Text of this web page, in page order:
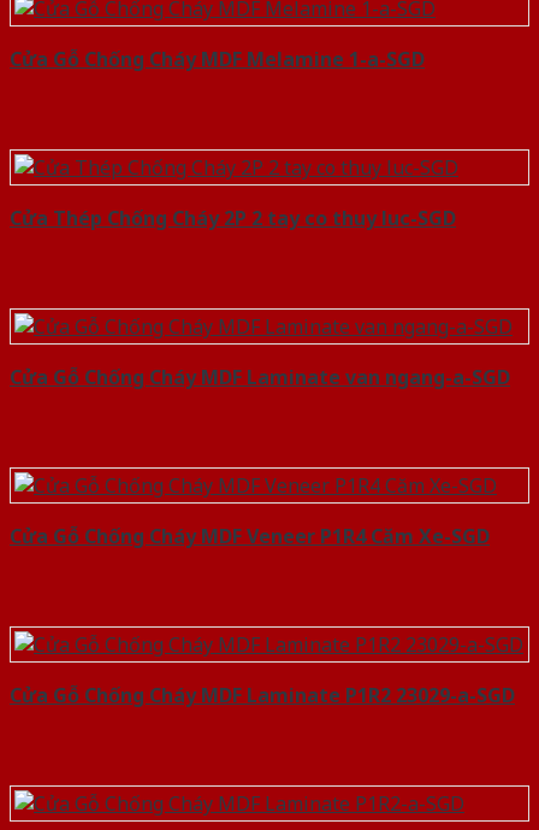
Cửa Gỗ Chống Cháy MDF Melamine 1-a-SGD
Cửa Thép Chống Cháy 2P 2 tay co thuy luc-SGD
Cửa Gỗ Chống Cháy MDF Laminate van ngang-a-SGD
Cửa Gỗ Chống Cháy MDF Veneer P1R4 Căm Xe-SGD
Cửa Gỗ Chống Cháy MDF Laminate P1R2 23029-a-SGD